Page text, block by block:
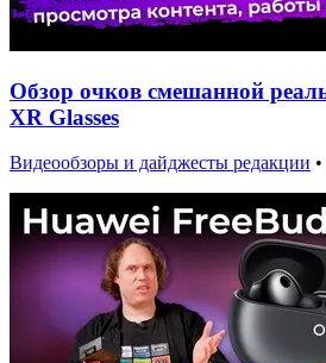
Обзор очков смешанной
XR Glasses
Видеообзоры и дайджесты редакции •